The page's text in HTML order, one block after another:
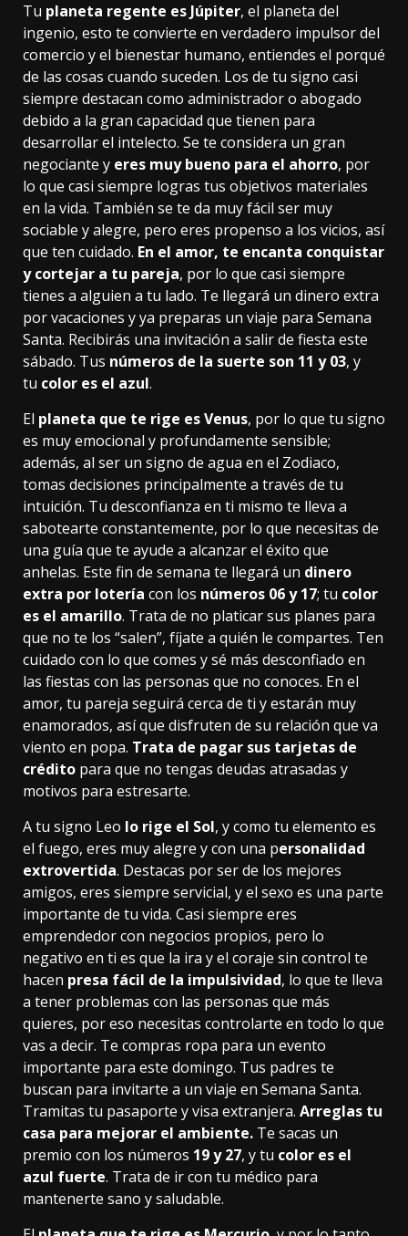
Tu planeta regente es Júpiter, el planeta del
ingenio, esto te convierte en verdadero impulsor del
comercio y el bienestar humano, entiendes el porqué
de las cosas cuando suceden. Los de tu signo casi
siempre destacan como administrador o abogado
debido a la gran capacidad que tienen para
desarrollar el intelecto. Se te considera un gran
negociante y eres muy bueno para el ahorro, por
lo que casi siempre logras tus objetivos materiales
en la vida. También se te da muy fácil ser muy
sociable y alegre, pero eres propenso a los vicios, así
que ten cuidado. En el amor, te encanta conquistar
y cortejar a tu pareja, por lo que casi siempre
tienes a alguien a tu lado. Te llegará un dinero extra
por vacaciones y ya preparas un viaje para Semana
Santa. Recibirás una invitación a salir de fiesta este
sábado. Tus números de la suerte son 11 y 03, y
tu color es el azul.
El planeta que te rige es Venus, por lo que tu signo
es muy emocional y profundamente sensible;
además, al ser un signo de agua en el Zodiaco,
tomas decisiones principalmente a través de tu
intuición. Tu desconfianza en ti mismo te lleva a
sabotearte constantemente, por lo que necesitas de
una guía que te ayude a alcanzar el éxito que
anhelas. Este fin de semana te llegará un dinero
extra por lotería con los números 06 y 17; tu color
es el amarillo. Trata de no platicar sus planes para
que no te los “salen”, fíjate a quién le compartes. Ten
cuidado con lo que comes y sé más desconfiado en
las fiestas con las personas que no conoces. En el
amor, tu pareja seguirá cerca de ti y estarán muy
enamorados, así que disfruten de su relación que va
viento en popa. Trata de pagar sus tarjetas de
crédito para que no tengas deudas atrasadas y
motivos para estresarte.
A tu signo Leo lo rige el Sol, y como tu elemento es
el fuego, eres muy alegre y con una personalidad
extrovertida. Destacas por ser de los mejores
amigos, eres siempre servicial, y el sexo es una parte
importante de tu vida. Casi siempre eres
emprendedor con negocios propios, pero lo
negativo en ti es que la ira y el coraje sin control te
hacen presa fácil de la impulsividad, lo que te lleva
a tener problemas con las personas que más
quieres, por eso necesitas controlarte en todo lo que
vas a decir. Te compras ropa para un evento
importante para este domingo. Tus padres te
buscan para invitarte a un viaje en Semana Santa.
Tramitas tu pasaporte y visa extranjera. Arreglas tu
casa para mejorar el ambiente. Te sacas un
premio con los números 19 y 27, y tu color es el
azul fuerte. Trata de ir con tu médico para
mantenerte sano y saludable.